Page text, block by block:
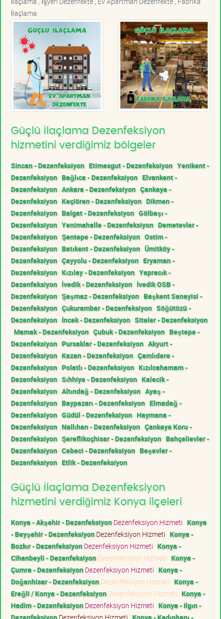
İlaçlama
Güçlü İlaçlama Dezenfeksiyon
hizmetini verdiğimiz bölgeler
Sincan - Dezenfeksiyon Etimesgut - Dezenfeksiyon Yenikent -
Dezenfeksiyon Bağlıca - Dezenfeksiyon Elvankent -
Dezenfeksiyon Ankara - Dezenfeksiyon Çankaya -
Dezenfeksiyon Keçiören - Dezenfeksiyon Dikmen -
Dezenfeksiyon Balgat - Dezenfeksiyon Gölbaşı -
Dezenfeksiyon Yenimahalle - Dezenfeksiyon Demetevler -
Dezenfeksiyon Şentepe - Dezenfeksiyon Ostim -
Dezenfeksiyon Batıkent - Dezenfeksiyon Ümitköy -
Dezenfeksiyon Çayyolu - Dezenfeksiyon Eryaman -
Dezenfeksiyon Kızılay - Dezenfeksiyon Yapracık -
Dezenfeksiyon İvedik - Dezenfeksiyon İvedik OSB -
Dezenfeksiyon Şaşmaz - Dezenfeksiyon Başkent Sanayisi -
Dezenfeksiyon Çukurambar - Dezenfeksiyon Söğütözü -
Dezenfeksiyon İncek - Dezenfeksiyon Siteler - Dezenfeksiyon
Mamak - Dezenfeksiyon Çubuk - Dezenfeksiyon Beştepe -
Dezenfeksiyon Pursaklar - Dezenfeksiyon Akyurt -
Dezenfeksiyon Kazan - Dezenfeksiyon Çamlıdere -
Dezenfeksiyon Polatlı - Dezenfeksiyon Kızılcahamam -
Dezenfeksiyon Sıhhiye - Dezenfeksiyon Kalecik -
Dezenfeksiyon Altındağ - Dezenfeksiyon Ayaş -
Dezenfeksiyon Baypazarı - Dezenfeksiyon Elmadağ -
Dezenfeksiyon Güdül - Dezenfeksiyon Haymana -
Dezenfeksiyon Nallıhan - Dezenfeksiyon Çankaya Koru -
Dezenfeksiyon Şereflikoçhisar - Dezenfeksiyon Bahçelievler -
Dezenfeksiyon Cebeci - Dezenfeksiyon Beşevler -
Dezenfeksiyon Etlik - Dezenfeksiyon
Güçlü İlaçlama Dezenfeksiyon
hizmetini verdiğimiz Konya ilçeleri
Konya - Akşehir - DezenfeksiyonDezenfeksiyon Hizmeti Konya
- Beyşehir - DezenfeksiyonDezenfeksiyon Hizmeti Konya -
Bozkır - DezenfeksiyonDezenfeksiyon Hizmeti Konya -
Cihanbeyli - DezenfeksiyonDezenfeksiyon Hizmeti Konya -
Çumra - DezenfeksiyonDezenfeksiyon Hizmeti Konya -
Doğanhisar - DezenfeksiyonDezenfeksiyon Hizmeti Konya -
Ereğli / Konya - DezenfeksiyonDezenfeksiyon Hizmeti Konya -
Hadim - DezenfeksiyonDezenfeksiyon Hizmeti Konya - Ilgın -